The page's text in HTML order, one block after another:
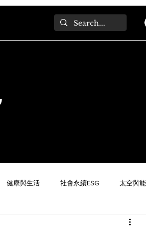
健康與生活 社會永續ESG 太空與